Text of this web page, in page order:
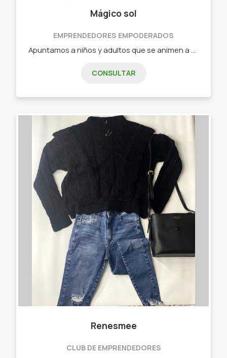
Mágico sol
EMPRENDEDORES EMPODERADOS
CONSULTAR
Renesmee
CLUB DE EMPRENDEDORES